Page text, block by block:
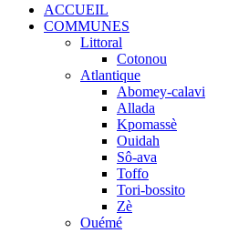
ACCUEIL
COMMUNES
Littoral
Cotonou
Atlantique
Abomey-calavi
Allada
Kpomassè
Ouidah
Sô-ava
Toffo
Tori-bossito
Zè
Ouémé